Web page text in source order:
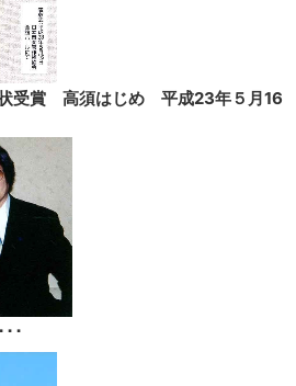
状受賞 高須はじめ 平成23年５月16
･